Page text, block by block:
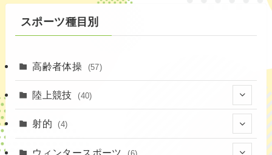
スポーツ種目別
高齢者体操 (57)
陸上競技 (40)
(2)
射的 (4)
(4)
ウィンタースポーツ